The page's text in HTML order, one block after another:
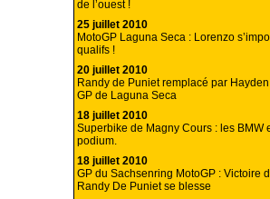
de l’ouest !
25 juillet 2010
MotoGP Laguna Seca : Lorenzo
qualifs !
20 juillet 2010
Randy de Puniet remplacé par
GP de Laguna Seca
18 juillet 2010
Superbike de Magny Cours : les BMW
podium.
18 juillet 2010
GP du Sachsenring MotoGP : Victoire
Randy De Puniet se blesse